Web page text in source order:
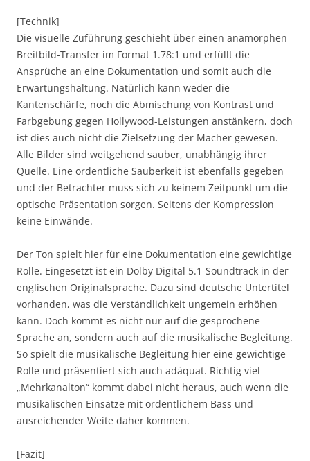
[Technik]
Die visuelle Zuführung geschieht über einen anamorphen
Breitbild-Transfer im Format 1.78:1 und erfüllt die
Ansprüche an eine Dokumentation und somit auch die
Erwartungshaltung. Natürlich kann weder die
Kantenschärfe, noch die Abmischung von Kontrast und
Farbgebung gegen Hollywood-Leistungen anstänkern, doch
ist dies auch nicht die Zielsetzung der Macher gewesen.
Alle Bilder sind weitgehend sauber, unabhängig ihrer
Quelle. Eine ordentliche Sauberkeit ist ebenfalls gegeben
und der Betrachter muss sich zu keinem Zeitpunkt um die
optische Präsentation sorgen. Seitens der Kompression
keine Einwände.
Der Ton spielt hier für eine Dokumentation eine gewichtige
Rolle. Eingesetzt ist ein Dolby Digital 5.1-Soundtrack in der
englischen Originalsprache. Dazu sind deutsche Untertitel
vorhanden, was die Verständlichkeit ungemein erhöhen
kann. Doch kommt es nicht nur auf die gesprochene
Sprache an, sondern auch auf die musikalische Begleitung.
So spielt die musikalische Begleitung hier eine gewichtige
Rolle und präsentiert sich auch adäquat. Richtig viel
„Mehrkanalton“ kommt dabei nicht heraus, auch wenn die
musikalischen Einsätze mit ordentlichem Bass und
ausreichender Weite daher kommen.
[Fazit]